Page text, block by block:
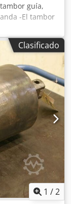
guía,
-El tambor
-Ancho del
mm -Ajuste
S S Ush Dokr
Clasificado
1 /2